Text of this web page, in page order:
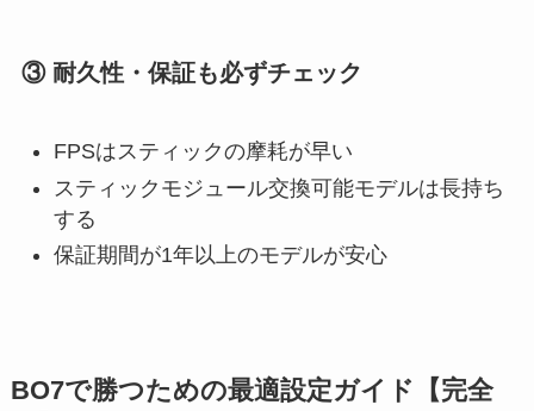
③ 耐久性・保証も必ずチェック
FPSはスティックの摩耗が早い
スティックモジュール交換可能モデルは長持ち
する
保証期間が1年以上のモデルが安心
BO7で勝つための最適設定ガイド【完全